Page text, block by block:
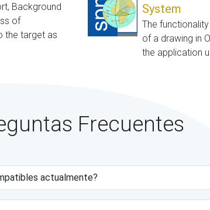
Background
of
the target as
System
The
of a drawing in
the application
Frecuentes
actualmente?